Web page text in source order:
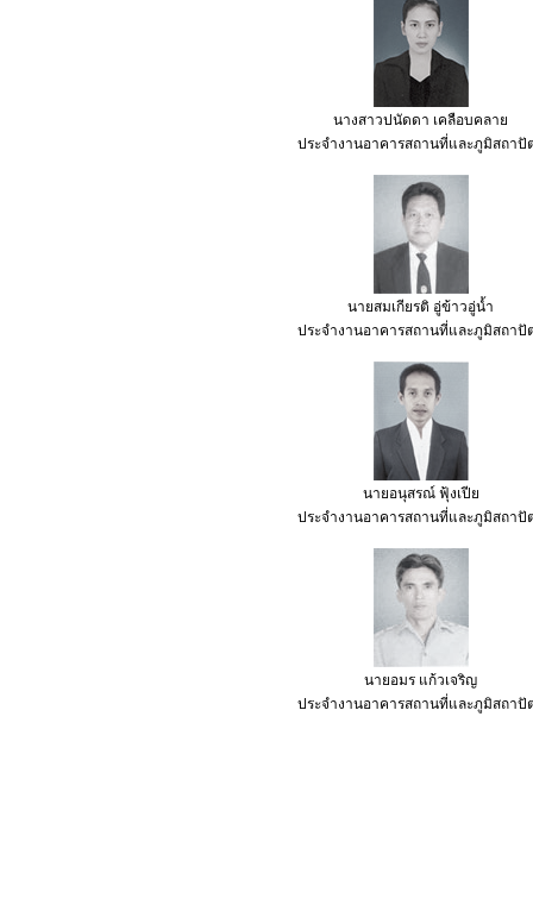
นางสาวปนัดดา เคลือบคลาย
ประจำงานอาคารสถานที่และภูมิสถาปั
นายสมเกียรติ อู่ข้าวอู่น้ำ
ประจำงานอาคารสถานที่และภูมิสถาปั
นายอนุสรณ์ ฟุ้งเปีย
ประจำงานอาคารสถานที่และภูมิสถาปั
นายอมร แก้วเจริญ
ประจำงานอาคารสถานที่และภูมิสถาปั